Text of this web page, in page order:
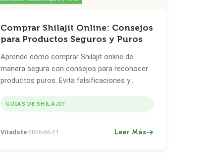
Comprar Shilajit Online: Consejos
para Productos Seguros y Puros
Aprende cómo comprar Shilajit online de
manera segura con consejos para reconocer
productos puros. Evita falsificaciones y
Europa.
GUÍAS DE SHILAJIT
Vitadote 2026-06-21 Leer Más